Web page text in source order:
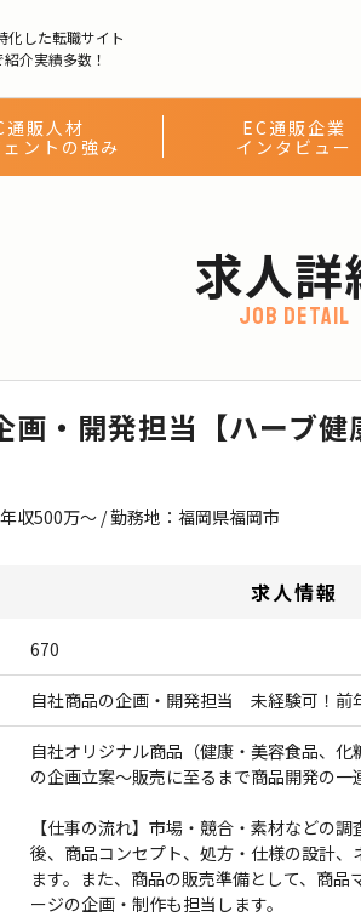
化した転職サイト
介実績多数！
通販人材
ントの強み
EC通販企業
インタビュー
求人詳
job detail
画・開発担当【ハーブ健
年収500万〜 / 勤務地：福岡県福岡市
求人情報
670
自社商品の企画・開発担当 未経験可！
自社オリジナル商品（健康・美容食品、
の企画立案～販売に至るまで商品開発の一
【仕事の流れ】市場・競合・素材などの
後、商品コンセプト、処方・仕様の設計
ます。また、商品の販売準備として、商
ージの企画・制作も担当します。